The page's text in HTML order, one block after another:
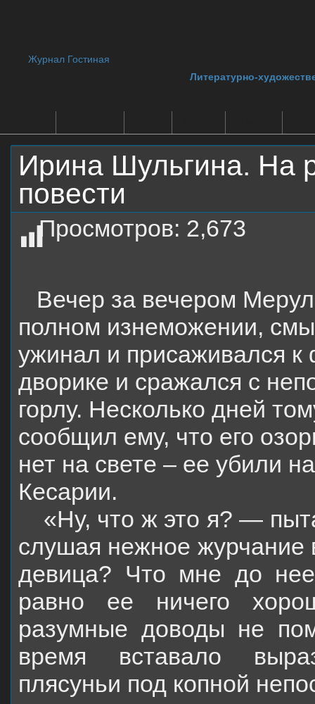
Журнал Гостиная
Литературно-
Ирина Шульгина. На
повести
Просмотров: 2,673
Вечер за вечером
полном изнеможении,
ужинал и присаживался к
дворике и сражался с
горлу. Несколько дней
сообщил ему, что его
нет на свете – ее убили
Кесарии.
«Ну, что ж это я? —
слушая нежное журчание
девица? Что мне до
равно ее ничего
разумные доводы не
время вставало
плясуньи под копной